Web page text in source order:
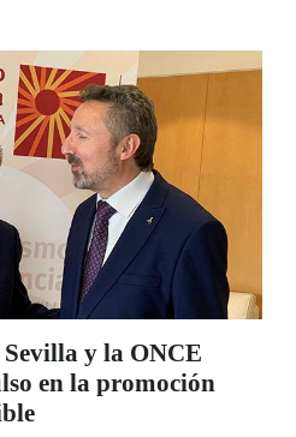
el pasado 7 de mayo,
en Andalucía, Lucrecio
Jefe de la 4ª Zona de la
Contreras.
y la ONCE
en la promoción